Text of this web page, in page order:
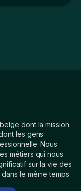
dont la mission
les gens
Nous
métiers qui nous
sur la vie des
le même temps.